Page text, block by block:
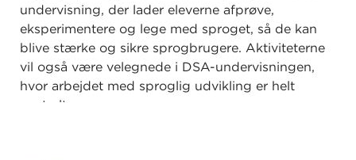
undervisning, der lader eleverne afprøve,
eksperimentere og lege med sproget, så de kan
blive stærke og sikre sprogbrugere. Aktiviteterne
vil også være velegnede i DSA-undervisningen,
hvor arbejdet med sproglig udvikling er helt
centralt.